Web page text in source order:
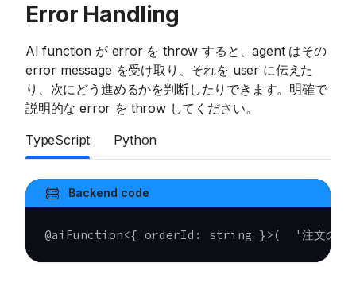
Error Handling
AI function が error を throw すると、agent はその
error message を受け取り、それを user に伝えた
り、次にどう進めるかを判断したりできます。明確で
説明的な error を throw してください。
TypeScript
Python
Backend code
@aiFunction<{ orderId : string } >( '注文の